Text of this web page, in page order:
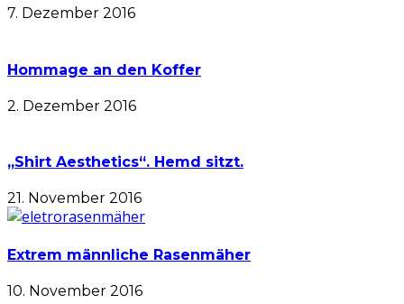
7. Dezember 2016
Hommage an den Koffer
2. Dezember 2016
„Shirt Aesthetics“. Hemd sitzt.
21. November 2016
Extrem männliche Rasenmäher
10. November 2016